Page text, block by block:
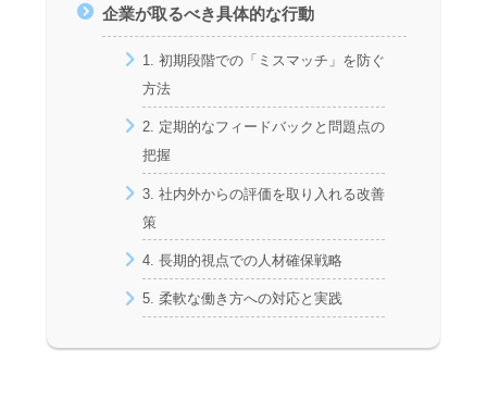
企業が取るべき具体的な行動
1. 初期段階での「ミスマッチ」を防ぐ
方法
2. 定期的なフィードバックと問題点の
把握
3. 社内外からの評価を取り入れる改善
策
4. 長期的視点での人材確保戦略
5. 柔軟な働き方への対応と実践